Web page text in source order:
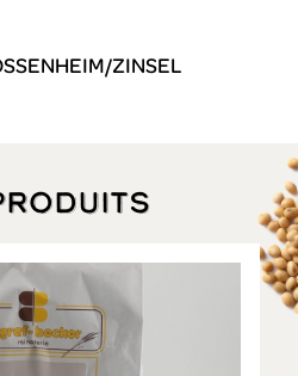
ZINSEL
produits